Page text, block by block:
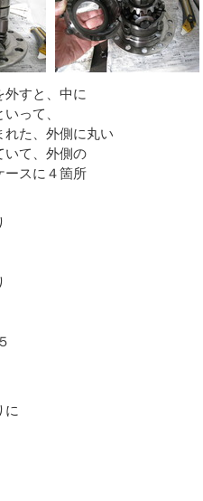
外すと、中に
って、
れた、外側に丸い
いて、外側の
ースに４箇所
に